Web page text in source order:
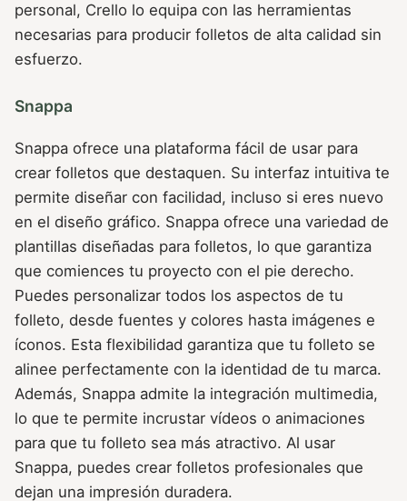
personal, Crello lo equipa con las herramientas
necesarias para producir folletos de alta calidad sin
esfuerzo.
Snappa
Snappa ofrece una plataforma fácil de usar para
crear folletos que destaquen. Su interfaz intuitiva te
permite diseñar con facilidad, incluso si eres nuevo
en el diseño gráfico. Snappa ofrece una variedad de
plantillas diseñadas para folletos, lo que garantiza
que comiences tu proyecto con el pie derecho.
Puedes personalizar todos los aspectos de tu
folleto, desde fuentes y colores hasta imágenes e
íconos. Esta flexibilidad garantiza que tu folleto se
alinee perfectamente con la identidad de tu marca.
Además, Snappa admite la integración multimedia,
lo que te permite incrustar vídeos o animaciones
para que tu folleto sea más atractivo. Al usar
Snappa, puedes crear folletos profesionales que
dejan una impresión duradera.